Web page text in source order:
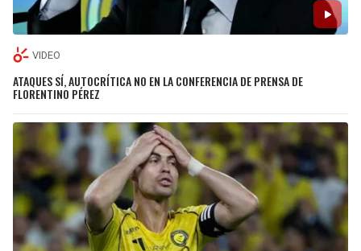
VIDEO
ATAQUES SÍ, AUTOCRÍTICA NO EN LA CONFERENCIA DE PRENSA DE
FLORENTINO PÉREZ